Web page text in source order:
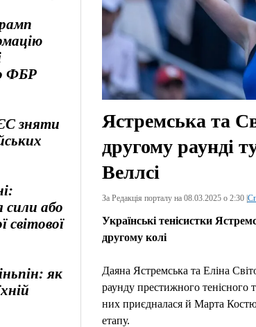
ФБР
зняти
сили або
світової
як
Ястремська та
другому раунді
Веллсі
За Редакція порталу на 08.03.2025 о 2:30 |
Українські тенісистки
другому колі
Даяна Ястремська та Еліна
раунду престижного тенісного
них приєдналася й Марта
етапу.